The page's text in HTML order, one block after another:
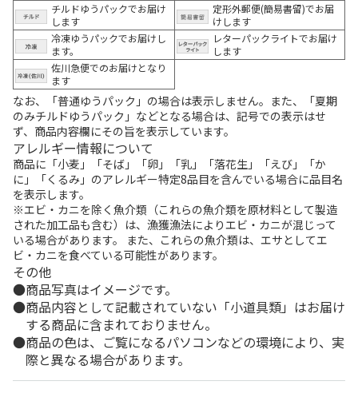
チルドゆうパックでお届け
します
定形外郵便(簡易書留)でお届
けします
冷凍ゆうパックでお届けし
ます。
レターパックライトでお届け
します
佐川急便でのお届けとなり
ます
なお、「普通ゆうパック」の場合は表示しません。また、「夏期
のみチルドゆうパック」などとなる場合は、記号での表示はせ
ず、商品内容欄にその旨を表示しています。
アレルギー情報について
商品に「小麦」「そば」「卵」「乳」「落花生」「えび」「か
に」「くるみ」のアレルギー特定8品目を含んでいる場合に品目名
を表示します。
※エビ・カニを除く魚介類（これらの魚介類を原材料として製造
された加工品も含む）は、漁獲漁法によりエビ・カニが混じって
いる場合があります。 また、これらの魚介類は、エサとしてエ
ビ・カニを食べている可能性があります。
その他
商品写真はイメージです。
商品内容として記載されていない「小道具類」はお届け
する商品に含まれておりません。
商品の色は、ご覧になるパソコンなどの環境により、実
際と異なる場合があります。